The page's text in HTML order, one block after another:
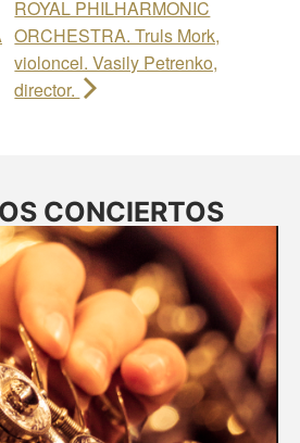
ROYAL PHILHARMONIC
ORCHESTRA. Truls Mork,
violoncel. Vasily Petrenko,
director.
CONCIERTOS